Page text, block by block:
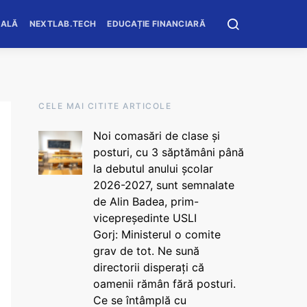
NEXTLAB.TECH EDUCAȚIE FINANCIARĂ
CELE MAI CITITE ARTICOLE
Noi comasări de clase și
posturi, cu 3 săptămâni până
la debutul anului școlar
2026-2027, sunt semnalate
de Alin Badea, prim-
vicepreședinte USLI
Gorj: Ministerul o comite
grav de tot. Ne sună
directorii disperați că
oamenii rămân fără posturi.
Ce se întâmplă cu